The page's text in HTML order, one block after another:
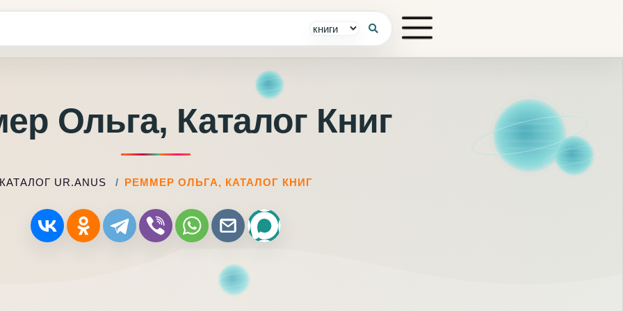
Ольга, Каталог Книг
UR.ANUS РЕММЕР ОЛЬГА, КАТАЛОГ КНИГ